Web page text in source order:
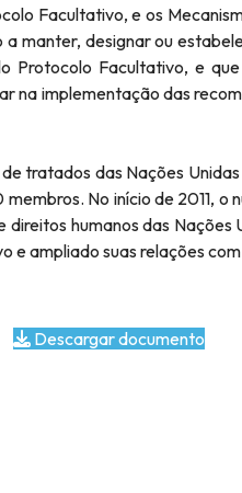
Facultativo, e os
manter, designar ou
Protocolo Facultativo, e
na implementação das
tratados das Nações
No início de 2011, o
humanos das Nações
e ampliado suas relações
Descargar documento